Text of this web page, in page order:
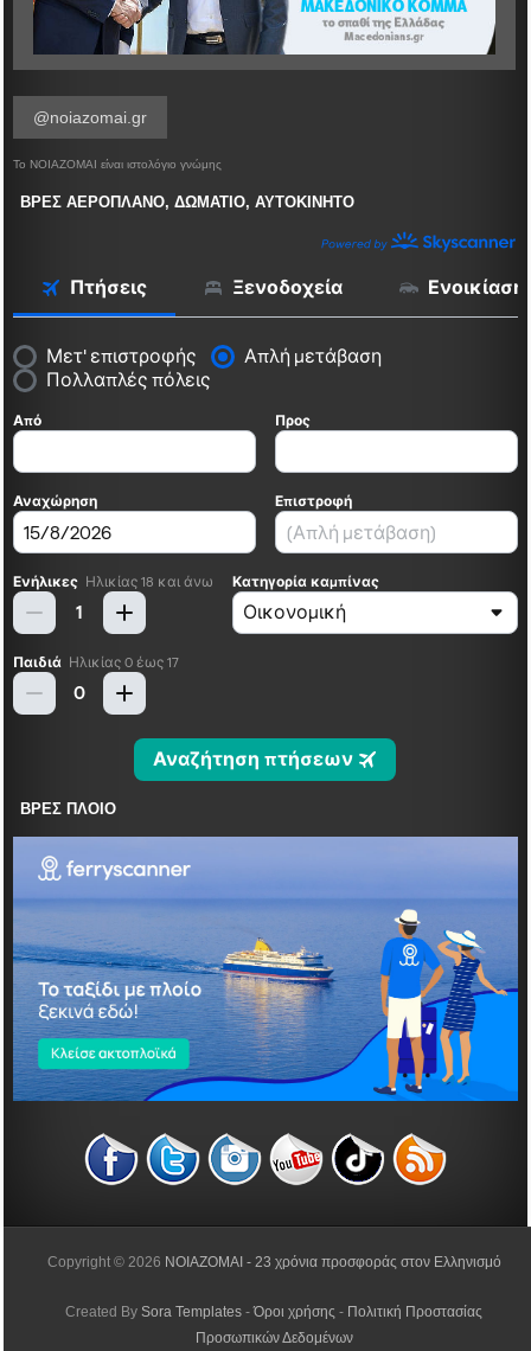
@noiazomai.gr
Το ΝΟΙΑΖΟΜΑΙ είναι ιστολόγιο γνώμης
ΒΡΕΣ ΑΕΡΟΠΛΑΝΟ, ΔΩΜΑΤΙΟ, ΑΥΤΟΚΙΝΗΤΟ
ΒΡΕΣ ΠΛΟΙΟ
Copyright © 2026 NOIAZOMAI - 23 χρόνια προσφοράς στον Ελληνισμό
Created BySora Templates -Όροι χρήσης - Πολιτική Προστασίας
Προσωπικών Δεδομένων